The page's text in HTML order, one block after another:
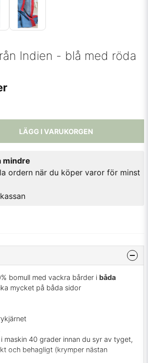
Indien - blå med röda
LÄGG I VARUKORGEN
mindre
ordern när du köper varor för minst
bomull med vackra bårder i båda
mycket på båda sidor
maskin 40 grader innan du syr av tyget,
och behagligt (krymper nästan